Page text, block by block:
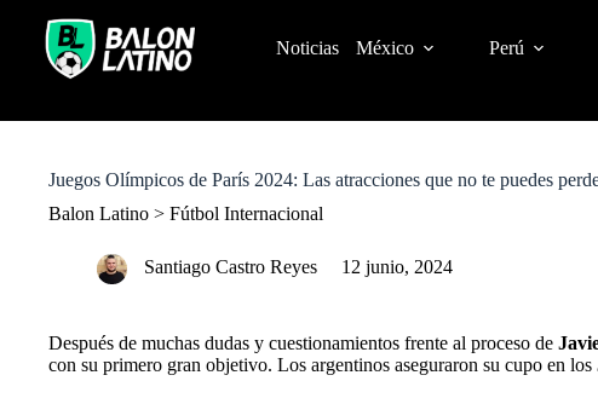
o
Noticias México Perú
Juegos Olímpicos de París 2024: Las atracciones que no te puedes
Balon Latino > Fútbol Internacional
Santiago Castro Reyes 12 junio, 2024
Después de muchas dudas y cuestionamientos frente al proceso de
con su primero gran objetivo. Los argentinos aseguraron su cupo en los